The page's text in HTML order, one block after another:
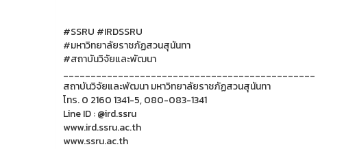
#SSRU #IRDSSRU
#มหาวิทยาลัยราชภัฏสวนสุนันทา
#สถาบันวิจัยและพัฒนา
______________________________________________
สถาบันวิจัยและพัฒนา มหาวิทยาลัยราชภัฏสวนสุนันทา
โทร. 0 2160 1341-5, 080-083-1341
Line ID : @ird.ssru
www.ird.ssru.ac.th
www.ssru.ac.th